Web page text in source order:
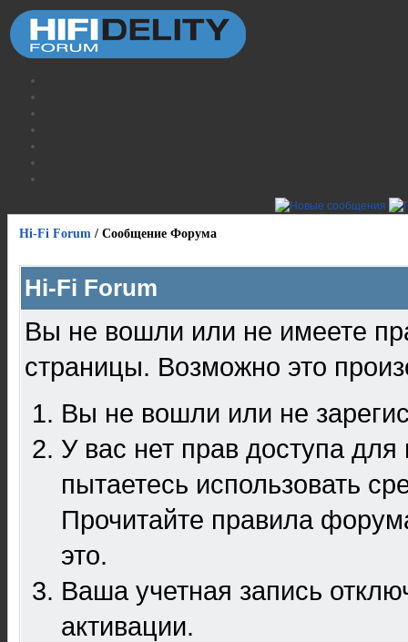
Hi-Fi Forum / Сообщение Форума
Hi-Fi Forum
Вы не вошли или не имеете
страницы. Возможно это
Вы не вошли или не
У вас нет прав доступа
пытаетесь использовать
Прочитайте правила
это.
Ваша учетная запись
активации.